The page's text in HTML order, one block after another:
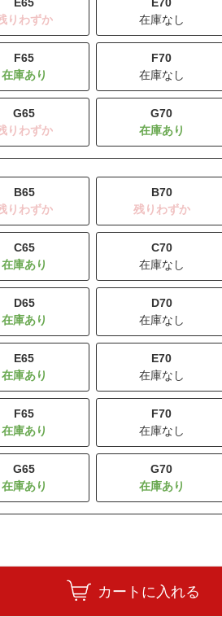
りわずか
在庫なし
F65
F70
在庫なし
G65
りわずか
G70
B65
りわずか
B70
残りわずか
C65
C70
在庫なし
D65
D70
在庫なし
E65
E70
在庫なし
F65
F70
在庫なし
G65 G70
カートに入れる